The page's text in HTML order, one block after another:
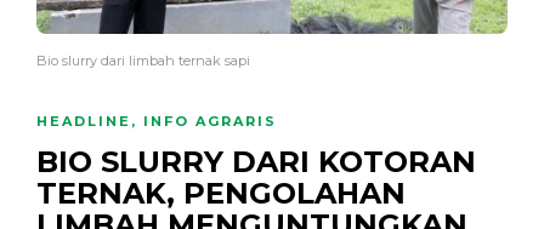
Bio slurry dari limbah ternak sapi
HEADLINE , INFO AGRARIS
BIO SLURRY DARI KOTORAN
TERNAK, PENGOLAHAN